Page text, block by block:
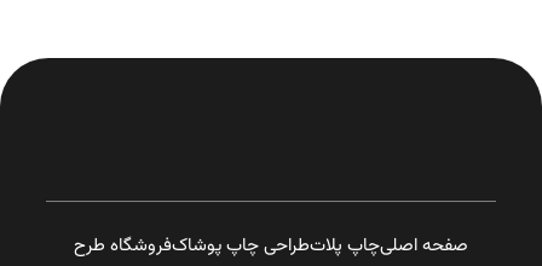
صفحه اصلیچاپ پلاتطراحی چاپ پوشاکفروشگاه طرح